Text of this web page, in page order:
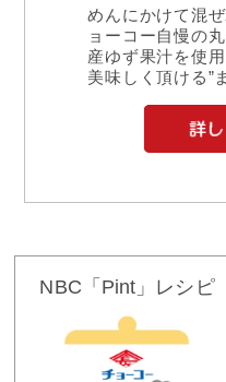
めんにかけて混
ョーコー自慢の
産ゆず果汁を使
美味しく頂ける”
NBC「Pint」レシピ